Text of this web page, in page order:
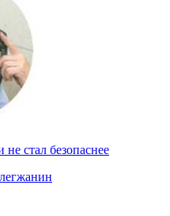
стал безопаснее